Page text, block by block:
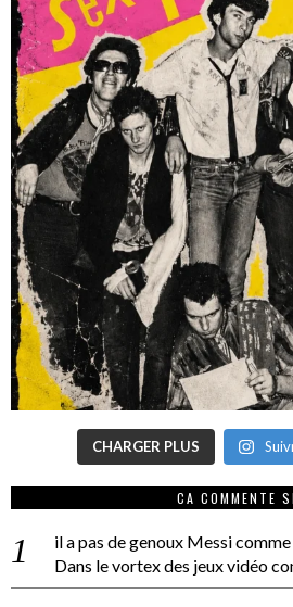
CHARGER PLUS
CA COMMENTE
il a pas de genoux Messi
Dans le vortex des jeux vidéo